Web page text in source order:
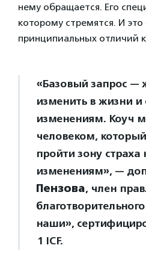
нему обращается. Его
которому стремятся. И
принципиальных отличий
«Базовый запрос —
изменить в жизни и
изменениям. Коуч
человеком,
пройти зону страха
изменениям», —
Пензова, член
наши»,
1 ICF.